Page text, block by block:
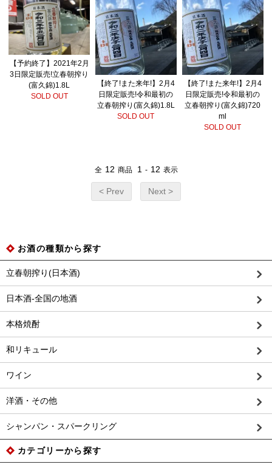
【予約終了】2021年2月
3日限定販売!立春朝搾り
(富久錦)1.8L
SOLD OUT
【終了!また来年!】2月4
日限定販売!令和最初の
立春朝搾り(富久錦)1.8L
SOLD OUT
【終了!また来年!】2月4
日限定販売!令和最初の
立春朝搾り(富久錦)720
ml
SOLD OUT
全 12 商品 1 - 12 表示
< Prev Next >
お酒の種類から探す
立春朝搾り(日本酒)
日本酒-全国の地酒
本格焼酎
和リキュール
ワイン
洋酒・その他
シャンパン・スパークリング
カテゴリーから探す